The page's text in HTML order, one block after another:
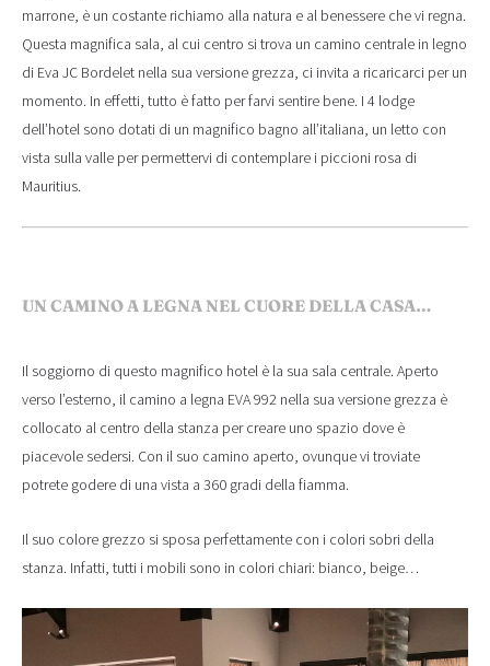
marrone, è un costante richiamo alla natura e al benessere che vi regna.
Questa magnifica sala, al cui centro si trova un camino centrale in legno
di Eva JC Bordelet nella sua versione grezza, ci invita a ricaricarci per un
momento. In effetti, tutto è fatto per farvi sentire bene. I 4 lodge
dell’hotel sono dotati di un magnifico bagno all’italiana, un letto con
vista sulla valle per permettervi di contemplare i piccioni rosa di
Mauritius.
UN CAMINO A LEGNA NEL CUORE DELLA CASA…
Il soggiorno di questo magnifico hotel è la sua sala centrale. Aperto
verso l’esterno, il camino a legna EVA 992 nella sua versione grezza è
collocato al centro della stanza per creare uno spazio dove è
piacevole sedersi. Con il suo camino aperto, ovunque vi troviate
potrete godere di una vista a 360 gradi della fiamma.
Il suo colore grezzo si sposa perfettamente con i colori sobri della
stanza. Infatti, tutti i mobili sono in colori chiari: bianco, beige…